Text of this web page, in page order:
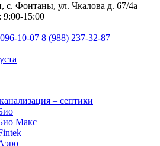
с. Фонтаны, ул. Чкалова д. 67/4а
9:00-15:00
10-07 8 (988) 237-32-87
– септики
Макс